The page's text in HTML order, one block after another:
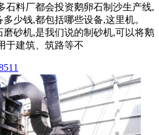
石料厂都会投资鹅卵石制沙生产线,
少钱,都包括哪些设备,这里机。
磨砂机,是我们说的制砂机,可以将鹅
于建筑、筑路等不